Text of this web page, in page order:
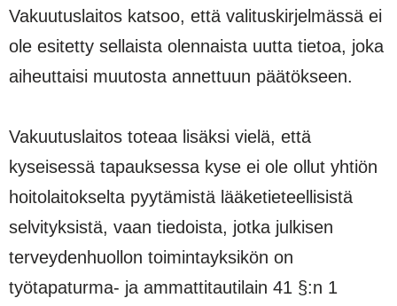
Vakuutuslaitos katsoo, että valituskirjelmässä ei
ole esitetty sellaista olennaista uutta tietoa, joka
aiheuttaisi muutosta annettuun päätökseen.
Vakuutuslaitos toteaa lisäksi vielä, että
kyseisessä tapauksessa kyse ei ole ollut yhtiön
hoitolaitokselta pyytämistä lääketieteellisistä
selvityksistä, vaan tiedoista, jotka julkisen
terveydenhuollon toimintayksikön on
työtapaturma- ja ammattitautilain 41 §:n 1